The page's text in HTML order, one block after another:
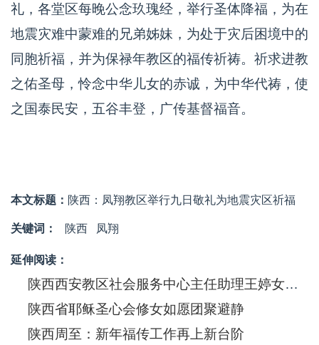
礼，各堂区每晚公念玖瑰经，举行圣体降福，为在
地震灾难中蒙难的兄弟姊妹，为处于灾后困境中的
同胞祈福，并为保禄年教区的福传祈祷。祈求进教
之佑圣母，怜念中华儿女的赤诚，为中华代祷，使
之国泰民安，五谷丰登，广传基督福音。
本文标题： 陕西：凤翔教区举行九日敬礼为地震灾区祈福
关键词： 陕西 凤翔
延伸阅读：
陕西西安教区社会服务中心主任助理王婷女士发表演讲
陕西省耶稣圣心会修女如愿团聚避静
陕西周至：新年福传工作再上新台阶